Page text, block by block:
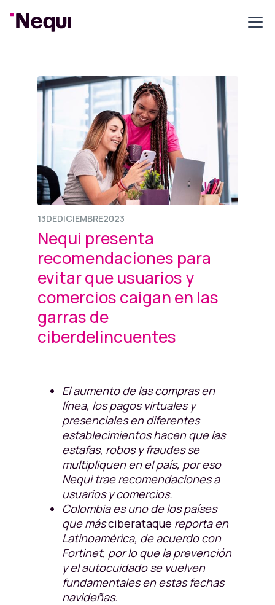
13DEDICIEMBRE2023
Nequi presenta
recomendaciones para
evitar que usuarios y
comercios caigan en las
garras de
ciberdelincuentes
El aumento de las compras en
línea, los pagos virtuales y
presenciales en diferentes
establecimientos hacen que las
estafas, robos y fraudes se
multipliquen en el país, por eso
Nequi trae recomendaciones a
usuarios y comercios.
Colombia es uno de los países
que másciberataque reporta en
Latinoamérica, de acuerdo con
Fortinet, por lo que la prevención
y el autocuidado se vuelven
fundamentales en estas fechas
navideñas.